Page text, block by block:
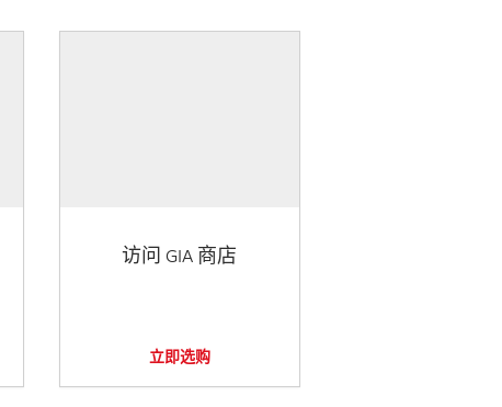
访问 GIA 商店
立即选购